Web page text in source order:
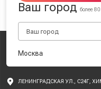
Ваш городболее
Москва
ЛЕНИНГРАДСКАЯ УЛ., С24Г,